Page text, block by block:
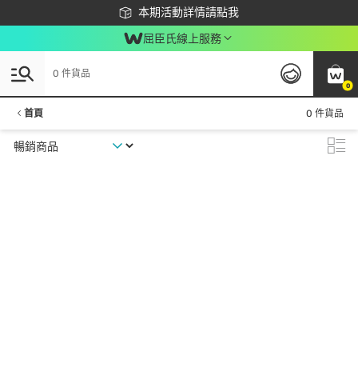
本期活動詳情請點我
下載app最高回饋$350
屈臣氏線上服務
0
0 件貨品
首頁 0 件貨品